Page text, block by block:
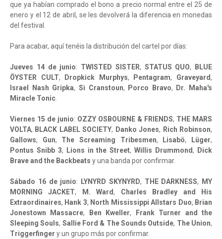
que ya habían comprado el bono a precio normal entre el 25 de
enero y el 12 de abril, se les devolverá la diferencia en monedas
del festival.
Para acabar, aquí tenéis la distribución del cartel por días:
Jueves 14 de junio: TWISTED SISTER, STATUS QUO,
BLUE
ÖYSTER CULT, Dropkick Murphys, Pentagram, Graveyard,
Israel Nash Gripka, Si Cranstoun, Porco Bravo,
Dr. Maha's
Miracle Tonic.
Viernes 15 de junio: OZZY OSBOURNE & FRIENDS, THE MARS
VOLTA, BLACK LABEL SOCIETY, Danko Jones, Rich Robinson,
Gallows, Gun, The Screaming Tribesmen, Lisabö, Lüger,
Pontus Snibb 3, Lions in the Street,Willis Drummond,
Dick
Brave and the Backbeats y una banda por confirmar.
Sábado 16 de junio: LYNYRD SKYNYRD, THE DARKNESS,
MY
MORNING JACKET, M. Ward, Charles Bradley and His
Extraordinaires, Hank 3, North Mississippi Allstars Duo, Brian
Jonestown Massacre, Ben Kweller,
Frank Turner and the
Sleeping Souls, Sallie Ford & The Sounds Outside, The Union,
Triggerfinger y un grupo más por confirmar.